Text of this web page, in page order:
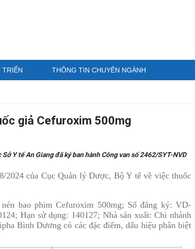
TRIỂN THÔNG TIN CHUYÊN NGÀNH
giả Cefuroxim 500mg
Y tế An Giang đã ký ban hành Công van số 2462/SYT-NVD
2024 của Cục Quản lý Dược, Bộ Y tế về việc thuốc
bao phim Cefuroxim 500mg; Số đăng ký: VD-
Hạn sử dụng: 140127; Nhà sản xuất: Chi nhánh
Bình Dương có các đặc điểm, dấu hiệu phân biệt